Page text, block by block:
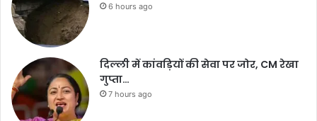
6 hours ago
दिल्ली में कांवड़ियों की सेवा पर जोर, CM रेखा
गुप्ता…
7 hours ago